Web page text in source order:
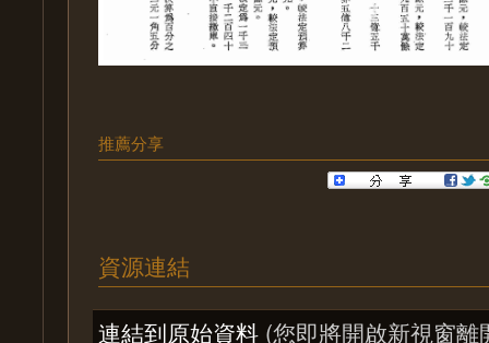
推薦分享
資源連結
連結到原始資料 (您即將開啟新視窗離